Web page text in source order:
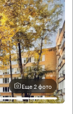
Еще 2 фото